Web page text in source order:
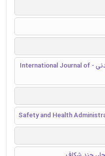
مجله بین المللی علوم و تکنولوژی معدنی - International Journal of
Safety and Health